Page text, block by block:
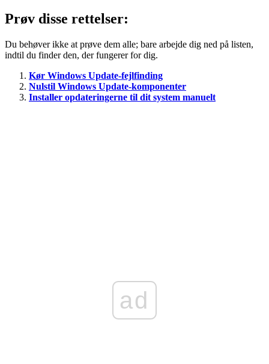
Prøv disse rettelser:
Du behøver ikke at prøve dem alle; bare arbejde dig ned på listen,
indtil du finder den, der fungerer for dig.
Kør Windows Update-fejlfinding
Nulstil Windows Update-komponenter
Installer opdateringerne til dit system manuelt
ad